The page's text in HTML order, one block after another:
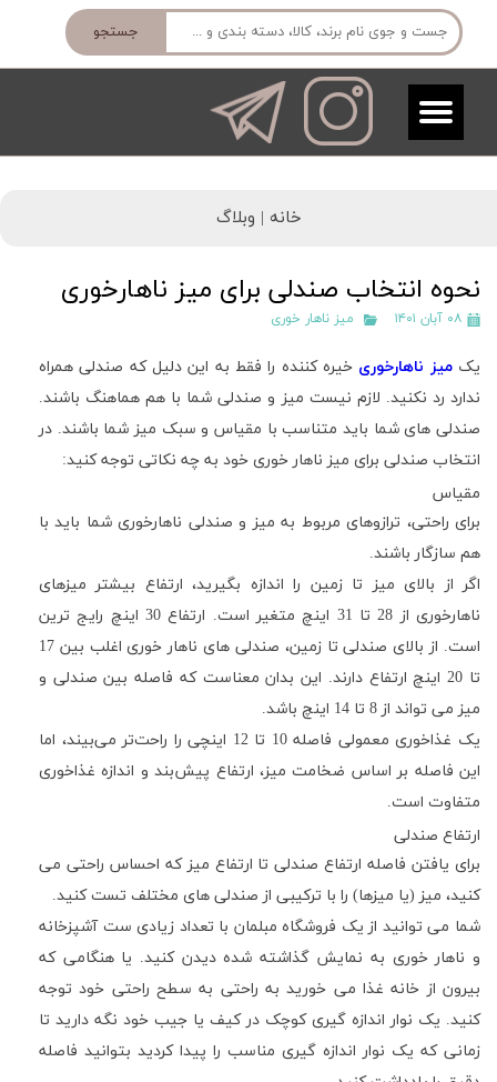
جستجو
خانه | وبلاگ
نحوه انتخاب صندلی برای میز ناهارخوری
۰۸ آبان ۱۴۰۱ میز ناهار خوری
یکمیز ناهارخوری خیره کننده را فقط به این دلیل که صندلی همراه
ندارد رد نکنید. لازم نیست میز و صندلی شما با هم هماهنگ باشند.
صندلی های شما باید متناسب با مقیاس و سبک میز شما باشند. در
انتخاب صندلی برای میز ناهار خوری خود به چه نکاتی توجه کنید:
مقیاس
برای راحتی، ترازوهای مربوط به میز و صندلی ناهارخوری شما باید با
هم سازگار باشند.
اگر از بالای میز تا زمین را اندازه بگیرید، ارتفاع بیشتر میزهای
ناهارخوری از 28 تا 31 اینچ متغیر است. ارتفاع 30 اینچ رایج ترین
است. از بالای صندلی تا زمین، صندلی های ناهار خوری اغلب بین 17
تا 20 اینچ ارتفاع دارند. این بدان معناست که فاصله بین صندلی و
میز می تواند از 8 تا 14 اینچ باشد.
یک غذاخوری معمولی فاصله 10 تا 12 اینچی را راحت‌تر می‌بیند، اما
این فاصله بر اساس ضخامت میز، ارتفاع پیش‌بند و اندازه غذاخوری
متفاوت است.
ارتفاع صندلی
برای یافتن فاصله ارتفاع صندلی تا ارتفاع میز که احساس راحتی می
کنید، میز (یا میزها) را با ترکیبی از صندلی های مختلف تست کنید.
شما می توانید از یک فروشگاه مبلمان با تعداد زیادی ست آشپزخانه
و ناهار خوری به نمایش گذاشته شده دیدن کنید. یا هنگامی که
بیرون از خانه غذا می خورید به راحتی به سطح راحتی خود توجه
کنید. یک نوار اندازه گیری کوچک در کیف یا جیب خود نگه دارید تا
زمانی که یک نوار اندازه گیری مناسب را پیدا کردید بتوانید فاصله